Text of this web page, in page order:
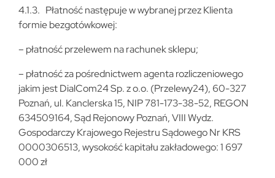
4.1.3. Płatność następuje w wybranej przez Klienta
formie bezgotówkowej:
– płatność przelewem na rachunek sklepu;
– płatność za pośrednictwem agenta rozliczeniowego
jakim jest DialCom24 Sp. z o.o. (Przelewy24), 60-327
Poznań, ul. Kanclerska 15, NIP 781-173-38-52, REGON
634509164, Sąd Rejonowy Poznań, VIII Wydz.
Gospodarczy Krajowego Rejestru Sądowego Nr KRS
0000306513, wysokość kapitału zakładowego: 1 697
000 zł